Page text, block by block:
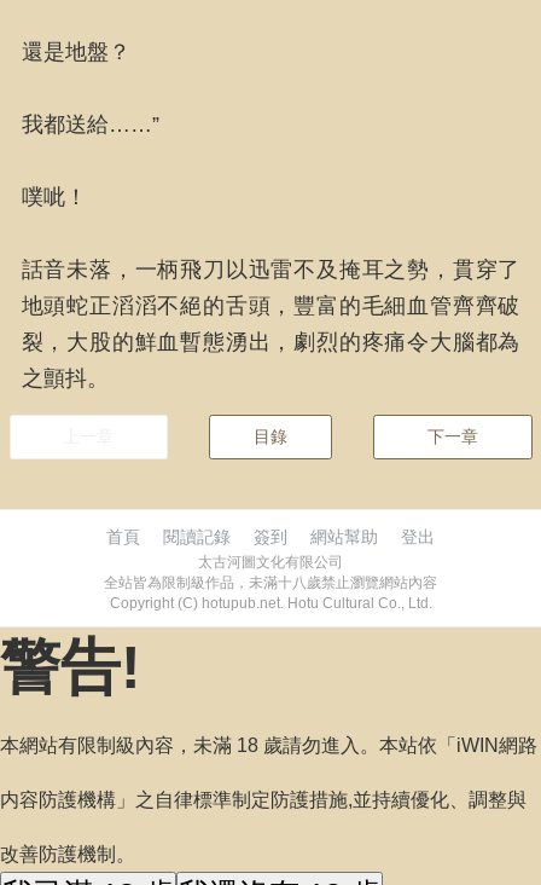
還是地盤？
我都送給……”
噗呲！
話音未落，一柄飛刀以迅雷不及掩耳之勢，貫穿了
地頭蛇正滔滔不絕的舌頭，豐富的毛細血管齊齊破
裂，大股的鮮血暫態湧出，劇烈的疼痛令大腦都為
之顫抖。
目錄 下一章
首頁 閱讀記錄 簽到 網站幫助 登出
太古河圖文化有限公司
全站皆為限制級作品，未滿十八歲禁止瀏覽網站內容
Copyright (C) hotupub.net. Hotu Cultural Co., Ltd.
警告!
本網站有限制級內容，未滿 18 歲請勿進入。本站依「iWIN網路
内容防護機構」之自律標準制定防護措施,並持續優化、調整與
改善防護機制。